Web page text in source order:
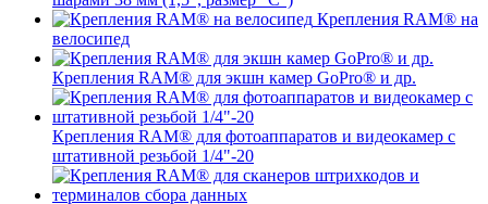
Крепления RAM® на
велосипед
Крепления RAM® для экшн камер GoPro® и др.
Крепления RAM® для фотоаппаратов и видеокамер с
штативной резьбой 1/4"-20